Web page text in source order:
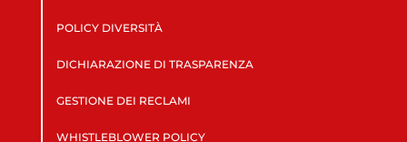
POLICY DIVERSITÀ
DICHIARAZIONE DI TRASPARENZA
GESTIONE DEI RECLAMI
WHISTLEBLOWER POLICY